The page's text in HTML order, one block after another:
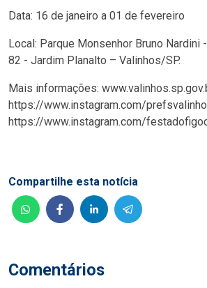
Data: 16 de janeiro a 01 de fevereiro
Local: Parque Monsenhor Bruno Nardini
82 - Jardim Planalto – Valinhos/SP.
Mais informações:
https://www.instagram.com/
https://www.instagram.com/
Comentários
Compartilhe esta notícia